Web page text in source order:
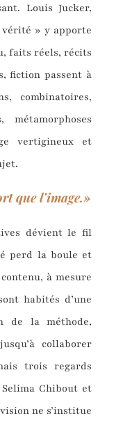
Louis Jucker,
» y apporte
faits réels, récits
fiction passent à
combinatoires,
vertigineux et
que l’image.»
dévient le fil
perd la boule et
à mesure
habités d’une
de la méthode,
collaborer
trois regards
Chibout et
ne s’institue